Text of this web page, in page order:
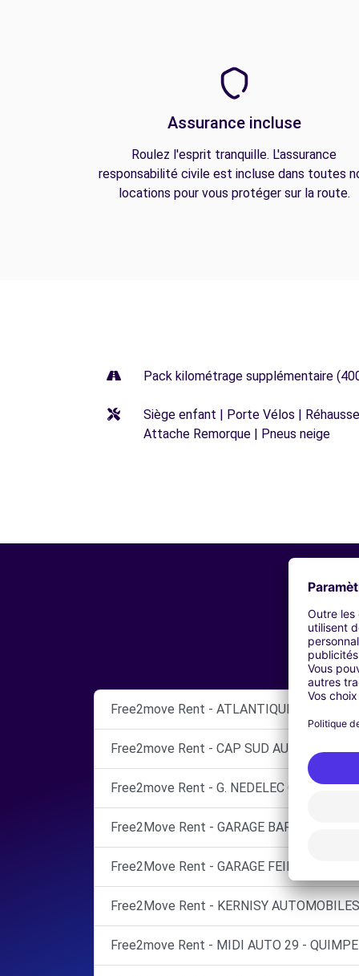
Assurance incluse
Roulez l'esprit tranquille. L'assurance
responsabilité civile est incluse dans toutes
locations pour vous protéger sur la route.
Pack kilométrage supplémentaire
Siège enfant | Porte Vélos |
Attache Remorque | Pneus neige
Free2move Rent - ATLANTIQUE AUTO -
Free2move Rent - CAP SUD
Free2move Rent - G. NEDELEC QUIMPER -
Free2Move Rent - GARAGE BARRE GUY -
Free2Move Rent - GARAGE FEILLANT
Free2Move Rent - KERNISY
Free2move Rent - MIDI AUTO 29 -